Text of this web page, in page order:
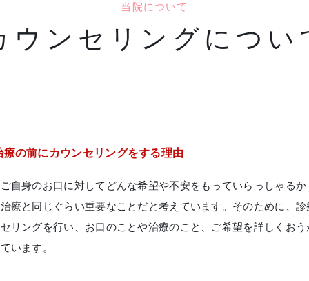
審美歯科 一般歯科・小
グ
当院について
ウンセリングについ
療の前にカウンセリングをする理由
自身のお口に対してどんな希望や不安をもっていらっしゃるか
療と同じぐらい重要なことだと考えています。そのために、診
リングを行い、お口のことや治療のこと、ご希望を詳しくおう
います。